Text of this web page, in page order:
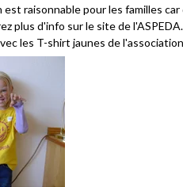
raisonnable pour les familles
d'info sur le site de
les T-shirt jaunes de